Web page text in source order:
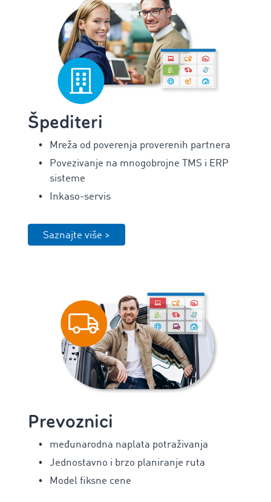
Špediteri
Mreža od poverenja proverenih partnera
Povezivanje na mnogobrojne TMS i ERP
sisteme
Inkaso-servis
Saznajte više >
Prevoznici
međunarodna naplata potraživanja
Jednostavno i brzo planiranje ruta
Model fiksne cene